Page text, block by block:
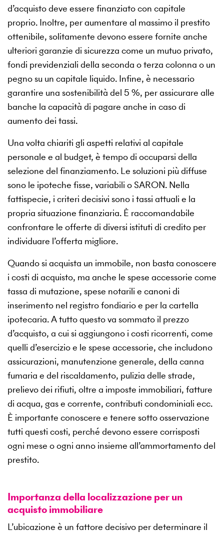
d’acquisto deve essere finanziato con capitale
proprio. Inoltre, per aumentare al massimo il prestito
ottenibile, solitamente devono essere fornite anche
ulteriori garanzie di sicurezza come un mutuo privato,
fondi previdenziali della seconda o terza colonna o un
pegno su un capitale liquido. Infine, è necessario
garantire una sostenibilità del 5 %, per assicurare alle
banche la capacità di pagare anche in caso di
aumento dei tassi.
Una volta chiariti gli aspetti relativi al capitale
personale e al budget, è tempo di occuparsi della
selezione del finanziamento. Le soluzioni più diffuse
sono le ipoteche fisse, variabili o SARON. Nella
fattispecie, i criteri decisivi sono i tassi attuali e la
propria situazione finanziaria. È raccomandabile
confrontare le offerte di diversi istituti di credito per
individuare l’offerta migliore.
Quando si acquista un immobile, non basta conoscere
i costi di acquisto, ma anche le spese accessorie come
tassa di mutazione, spese notarili e canoni di
inserimento nel registro fondiario e per la cartella
ipotecaria. A tutto questo va sommato il prezzo
d’acquisto, a cui si aggiungono i costi ricorrenti, come
quelli d’esercizio e le spese accessorie, che includono
assicurazioni, manutenzione generale, della canna
fumaria e del riscaldamento, pulizia delle strade,
prelievo dei rifiuti, oltre a imposte immobiliari, fatture
di acqua, gas e corrente, contributi condominiali ecc.
È importante conoscere e tenere sotto osservazione
tutti questi costi, perché devono essere corrisposti
ogni mese o ogni anno insieme all’ammortamento del
prestito.
Importanza della localizzazione per un
acquisto immobiliare
L’ubicazione è un fattore decisivo per determinare il